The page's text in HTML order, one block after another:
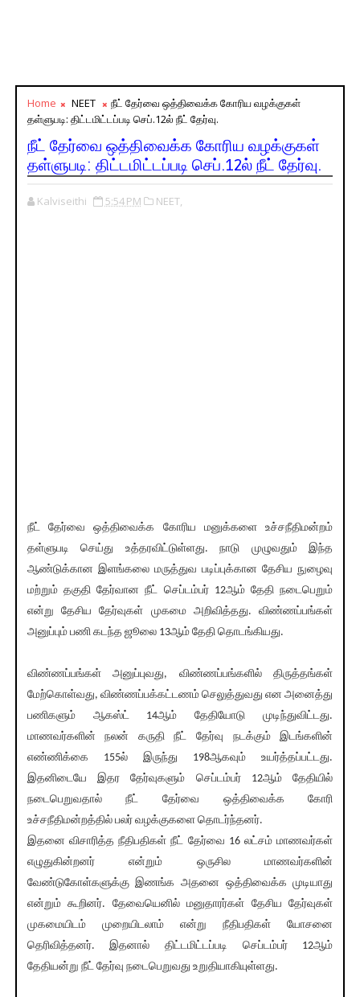
Home NEET
நீட் தேர்வை ஒத்திவைக்க கோரிய வழக்குகள்
தள்ளுபடி: திட்டமிட்டப்படி செப்.12ல் நீட் தேர்வு.
நீட் தேர்வை ஒத்திவைக்க கோரிய வழக்குகள்
தள்ளுபடி: திட்டமிட்டப்படி செப்.12ல் நீட் தேர்வு.
Kalviseithi 5:54 PM NEET,
நீட் தேர்வை ஒத்திவைக்க கோரிய மனுக்களை உச்சநீதிமன்றம்
தள்ளுபடி செய்து உத்தரவிட்டுள்ளது. நாடு முழுவதும் இந்த
ஆண்டுக்கான இளங்கலை மருத்துவ படிப்புக்கான தேசிய நுழைவு
மற்றும் தகுதி தேர்வான நீட் செப்டம்பர் 12ஆம் தேதி நடைபெறும்
என்று தேசிய தேர்வுகள் முகமை அறிவித்தது. விண்ணப்பங்கள்
அனுப்பும் பணி கடந்த ஜூலை 13ஆம் தேதி தொடங்கியது.
விண்ணப்பங்கள் அனுப்புவது, விண்ணப்பங்களில் திருத்தங்கள்
மேற்கொள்வது, விண்ணப்பக்கட்டணம் செலுத்துவது என அனைத்து
பணிகளும் ஆகஸ்ட் 14ஆம் தேதியோடு முடிந்துவிட்டது.
மாணவர்களின் நலன் கருதி நீட் தேர்வு நடக்கும் இடங்களின்
எண்ணிக்கை 155ல் இருந்து 198ஆகவும் உயர்த்தப்பட்டது.
இதனிடையே இதர தேர்வுகளும் செப்டம்பர் 12ஆம் தேதியில்
நடைபெறுவதால் நீட் தேர்வை ஒத்திவைக்க கோரி
உச்சநீதிமன்றத்தில் பலர் வழக்குகளை தொடர்ந்தனர்.
இதனை விசாரித்த நீதிபதிகள் நீட் தேர்வை 16 லட்சம் மாணவர்கள்
எழுதுகின்றனர் என்றும் ஒருசில மாணவர்களின்
வேண்டுகோள்களுக்கு இணங்க அதனை ஒத்திவைக்க முடியாது
என்றும் கூறினர். தேவையெனில் மனுதாரர்கள் தேசிய தேர்வுகள்
முகமையிடம் முறையிடலாம் என்று நீதிபதிகள் யோசனை
தெரிவித்தனர். இதனால் திட்டமிட்டப்படி செப்டம்பர் 12ஆம்
தேதியன்று நீட் தேர்வு நடைபெறுவது உறுதியாகியுள்ளது.